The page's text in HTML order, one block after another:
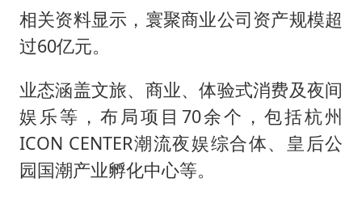
相关资料显示，寰聚商业公司资产规模超
过60亿元。
业态涵盖文旅、商业、体验式消费及夜间
娱乐等，布局项目70余个，包括杭州
ICON CENTER潮流夜娱综合体、皇后公
园国潮产业孵化中心等。